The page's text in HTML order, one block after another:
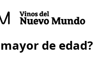
de edad?